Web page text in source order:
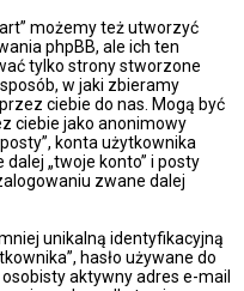
możemy też utworzyć
phpBB, ale ich ten
tylko strony stworzone
w jaki zbieramy
ciebie do nas. Mogą być
ciebie jako anonimowy
konta użytkownika
dalej „twoje konto” i posty
zwane dalej
unikalną identyfikacyjną
hasło używane do
osobisty aktywny adres e-mail